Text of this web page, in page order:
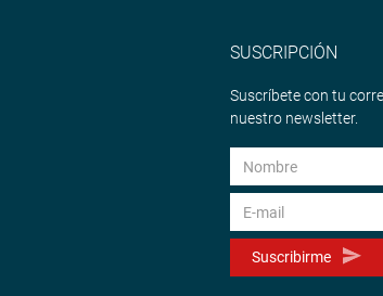
SUSCRIPCIÓN
Suscríbete con tu
nuestro newsletter.
Suscribirme